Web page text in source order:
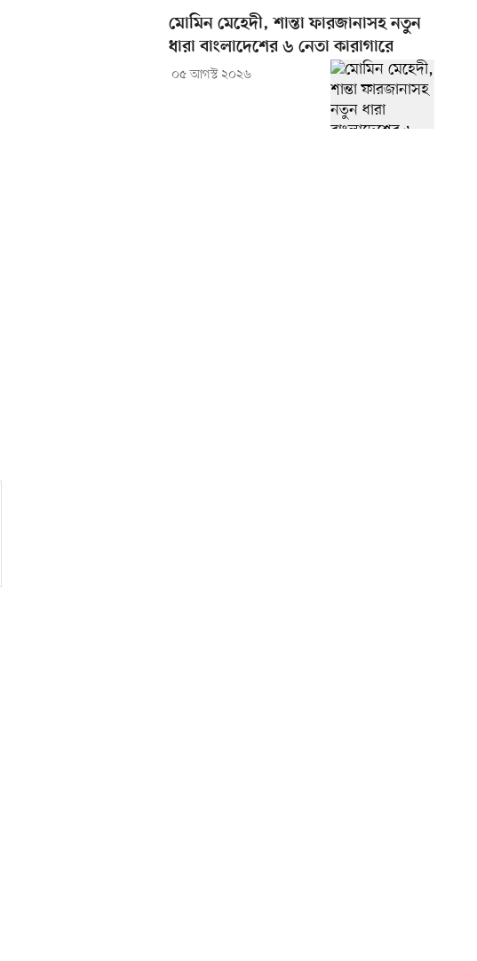
মোমিন মেহেদী, শান্তা ফারজানাসহ নতুন
ধারা বাংলাদেশের ৬ নেতা কারাগারে
০৫ আগস্ট ২০২৬